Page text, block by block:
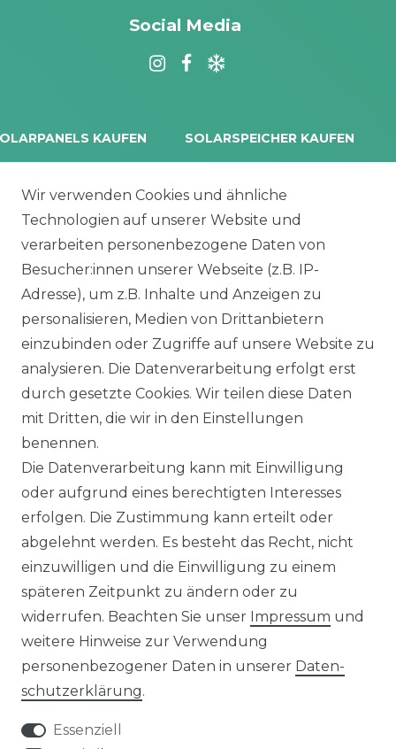
Social Media
KAUFEN
Solar Module
SOLARSPEICHER KAUFEN
10 kWh Batteriespeicher
Solplanet Batteriespeicher
Growatt Speicher
Trina Solar Speicher
Wechselrichter
Wechselrichter
ZUBEHÖR
Unterkonstruktion
Weiteres Zubehör
Wp Balkonkraftwerk
mit Speicher
NOAH 2000
NEXA 2000
PV-KOMPLETTSETS
Solaranlagen mit Speicher
Insel Solaranlagen
10 kW PV-Anlage mit Speicher
8 kWp Solaranlagen
15 kWp Solaranlagen
20 kWp Solaranlagen
25 kWp Solaranlagen
30 kWp Solaranlagen
Klimaanlagen
Klimaanlagen
Split Sets
ÜBER UNS
Wir verwenden Cookies und ähnliche
Technologien auf unserer Website und
verarbeiten personenbezogene Daten von
Besucher:innen unserer Webseite (z.B. IP-
Adresse), um z.B. Inhalte und Anzeigen zu
personalisieren, Medien von Drittanbietern
einzubinden oder Zugriffe auf unsere Website zu
analysieren. Die Datenverarbeitung erfolgt erst
durch gesetzte Cookies. Wir teilen diese Daten
mit Dritten, die wir in den Einstellungen
benennen.
Die Datenverarbeitung kann mit Einwilligung
oder aufgrund eines berechtigten Interesses
erfolgen. Die Zustimmung kann erteilt oder
abgelehnt werden. Es besteht das Recht, nicht
einzuwilligen und die Einwilligung zu einem
späteren Zeitpunkt zu ändern oder zu
widerrufen. Beachten Sie unser Impressum und
weitere Hinweise zur Verwendung
personenbezogener Daten in unserer Daten­
schutz­erklärung.
Essenziell